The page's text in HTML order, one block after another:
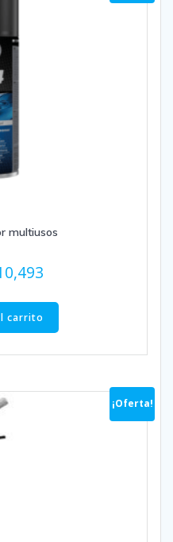
multiusos
El
es:
$10,493.
carrito
¡Oferta!